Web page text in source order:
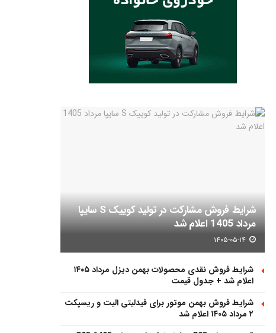
شرایط فروش مشارکت در تولید کوییک S سایپا
مرداد 1405 اعلام شد
شرایط فروش نقدی محصولات بهمن دیزل مرداد ۱۴۰۵
اعلام شد + جدول قیمت
شرایط فروش بهمن موتور برای فیدلیتی الیت و ریسپکت
۲ مرداد ۱۴۰۵ اعلام شد